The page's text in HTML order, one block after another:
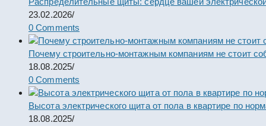
23.02.2026/
0 Comments
Почему строительно-монтажным компаниям не стоит
18.08.2025/
0 Comments
Высота электрического щита от пола в квартире по
18.08.2025/